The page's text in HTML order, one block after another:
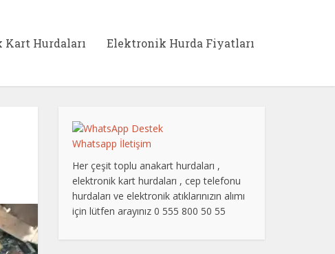
Hurdaları Elektronik Hurda Fiyatları
Whatsapp İletişim
Her çeşit toplu anakart hurdaları ,
elektronik kart hurdaları , cep telefonu
hurdaları ve elektronik atıklarınızın alımı
için lütfen arayınız 0 555 800 50 55